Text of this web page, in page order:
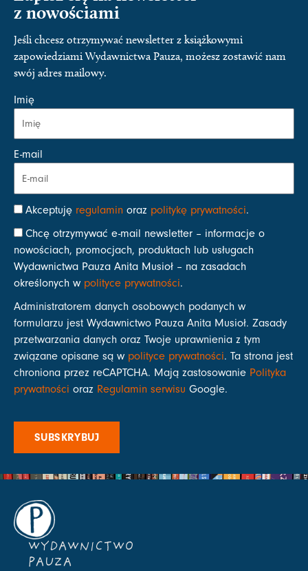
z nowościami
Jeśli chcesz otrzymywać newsletter z książkowymi
zapowiedziami Wydawnictwa Pauza, możesz zostawić nam
swój adres mailowy.
Imię
E-mail
Akceptuję regulamin oraz politykę prywatności.
Chcę otrzymywać e-mail newsletter – informacje o
nowościach, promocjach, produktach lub usługach
Wydawnictwa Pauza Anita Musioł – na zasadach
określonych w polityce prywatności.
Administratorem danych osobowych podanych w
formularzu jest Wydawnictwo Pauza Anita Musioł. Zasady
przetwarzania danych oraz Twoje uprawnienia z tym
związane opisane są w polityce prywatności. Ta strona jest
chroniona przez reCAPTCHA. Mają zastosowanie Polityka
prywatności oraz Regulamin serwisu Google.
SUBSKRYBUJ
WYDAWNICTWO
PAUZA